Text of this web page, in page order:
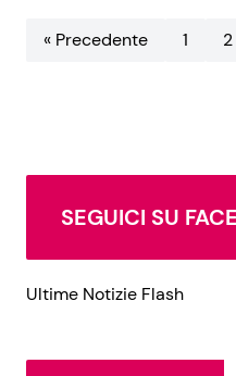
« Precedente 1 2
SEGUICI SU
Ultime Notizie Flash